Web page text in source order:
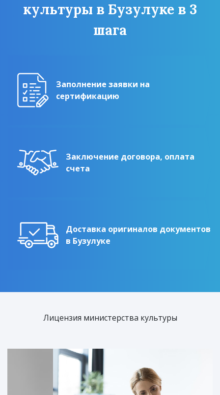
культуры в Бузулуке в 3
шага
Заполнение заявки на
сертификацию
Заключение договора, оплата
счета
Доставка оригиналов документов
в Бузулуке
Лицензия министерства культуры